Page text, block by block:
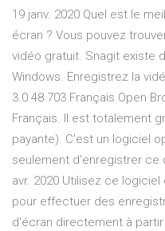
19 janv. 2020 Quel est le
écran ? Vous pouvez
vidéo gratuit. Snagit existe
Windows. Enregistrez la
3.0.48.703 Français Open
Français. Il est totalement
payante). C'est un logiciel
seulement d'enregistrer ce
avr. 2020 Utilisez ce
pour effectuer des
d'écran directement à